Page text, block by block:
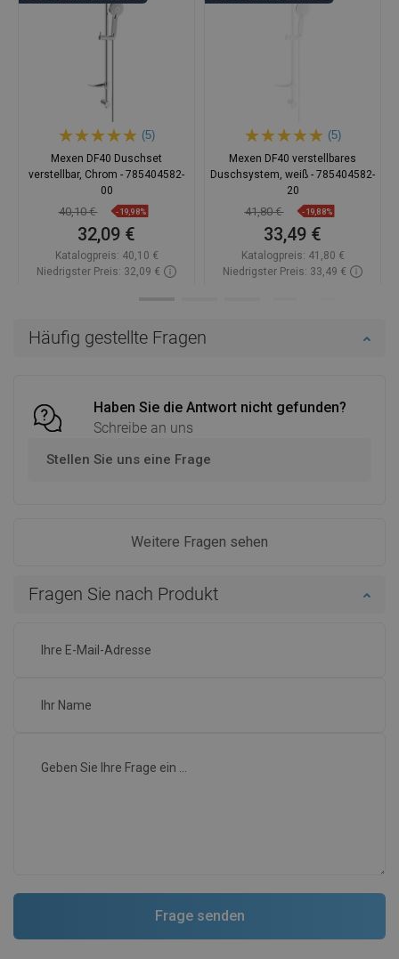
Häufig gestellte Fragen
Haben Sie die Antwort nicht gefunden?
Schreibe an uns
Stellen Sie uns eine Frage
Weitere Fragen sehen
Fragen Sie nach Produkt
(5)
Mexen DF40 Duschset
verstellbar, Chrom - 785404582-
00
40,10 € -19,98%
32,09 €
Katalogpreis: 40,10 €
Niedrigster Preis: 32,09 €
(5)
Mexen DF40 verstellbares
Duschsystem, weiß - 785404582-
20
41,80 € -19,88%
33,49 €
Katalogpreis: 41,80 €
Niedrigster Preis: 33,49 €